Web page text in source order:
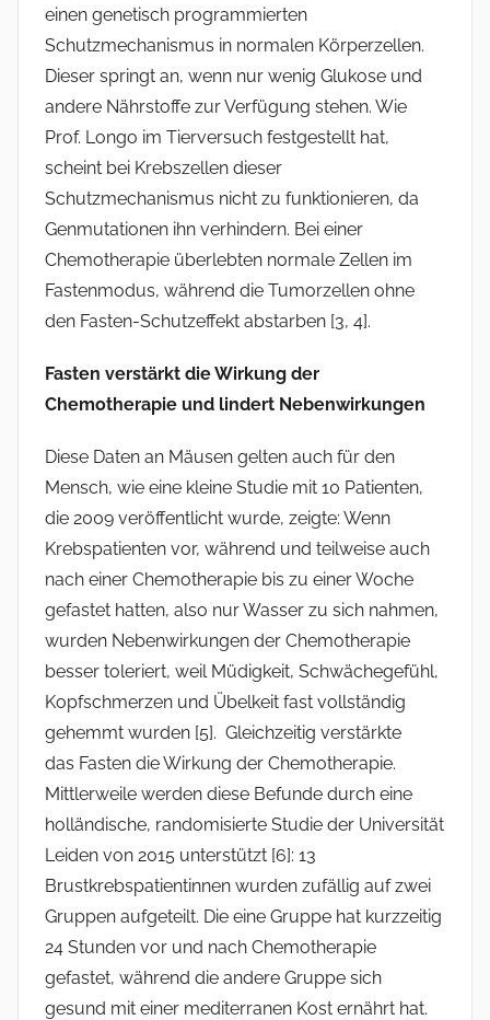
einen genetisch programmierten
Schutzmechanismus in normalen Körperzellen.
Dieser springt an, wenn nur wenig Glukose und
andere Nährstoffe zur Verfügung stehen. Wie
Prof. Longo im Tierversuch festgestellt hat,
scheint bei Krebszellen dieser
Schutzmechanismus nicht zu funktionieren, da
Genmutationen ihn verhindern. Bei einer
Chemotherapie überlebten normale Zellen im
Fastenmodus, während die Tumorzellen ohne
den Fasten-Schutzeffekt abstarben [3, 4].
Fasten verstärkt die Wirkung der
Chemotherapie und lindert Nebenwirkungen
Diese Daten an Mäusen gelten auch für den
Mensch, wie eine kleine Studie mit 10 Patienten,
die 2009 veröffentlicht wurde, zeigte: Wenn
Krebspatienten vor, während und teilweise auch
nach einer Chemotherapie bis zu einer Woche
gefastet hatten, also nur Wasser zu sich nahmen,
wurden Nebenwirkungen der Chemotherapie
besser toleriert, weil Müdigkeit, Schwächegefühl,
Kopfschmerzen und Übelkeit fast vollständig
gehemmt wurden [5]. Gleichzeitig verstärkte
das Fasten die Wirkung der Chemotherapie.
Mittlerweile werden diese Befunde durch eine
holländische, randomisierte Studie der Universität
Leiden von 2015 unterstützt [6]: 13
Brustkrebspatientinnen wurden zufällig auf zwei
Gruppen aufgeteilt. Die eine Gruppe hat kurzzeitig
24 Stunden vor und nach Chemotherapie
gefastet, während die andere Gruppe sich
gesund mit einer mediterranen Kost ernährt hat.